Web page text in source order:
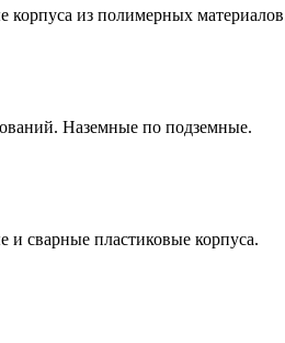
из полимерных
Наземные по подземные.
сварные пластиковые корпуса.